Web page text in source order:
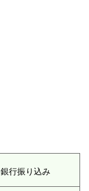
銀行振り込み